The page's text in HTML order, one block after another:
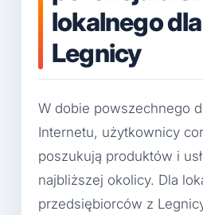
lokalnego
Legnicy
W dobie powszechnego
Internetu, użytkownicy
poszukują produktów i
najbliższej okolicy. Dla
przedsiębiorców z